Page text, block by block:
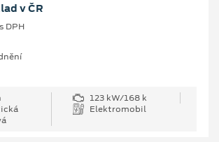
v ČR
DPH
123 kW/168 k
Elektromobil